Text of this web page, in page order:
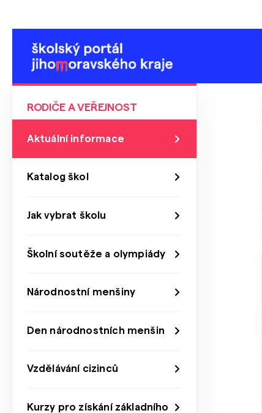
RODIČE A VEŘEJNOST
Aktuální informace
Katalog škol
Jak vybrat školu
Školní soutěže a olympiády
Národnostní menšiny
Den národnostních menšin
Vzdělávání cizinců
Kurzy pro získání základního